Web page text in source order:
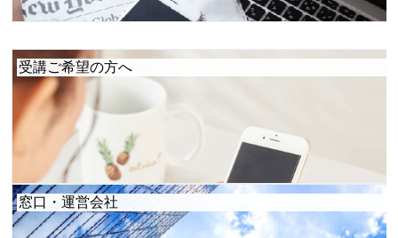
受講ご希望の方へ
窓口・運営会社